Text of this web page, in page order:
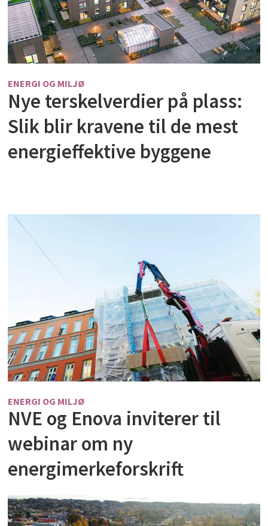
ENERGI OG MILJØ
Nye terskelverdier på plass:
Slik blir kravene til de mest
energieffektive byggene
ENERGI OG MILJØ
NVE og Enova inviterer til
webinar om ny
energimerkeforskrift